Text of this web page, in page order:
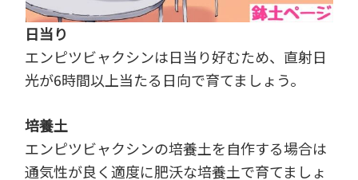
日当り
エンピツビャクシンは日当り好むため、直射日
光が6時間以上当たる日向で育てましょう。
培養土
エンピツビャクシンの培養土を自作する場合は
通気性が良く適度に肥沃な培養土で育てましょ